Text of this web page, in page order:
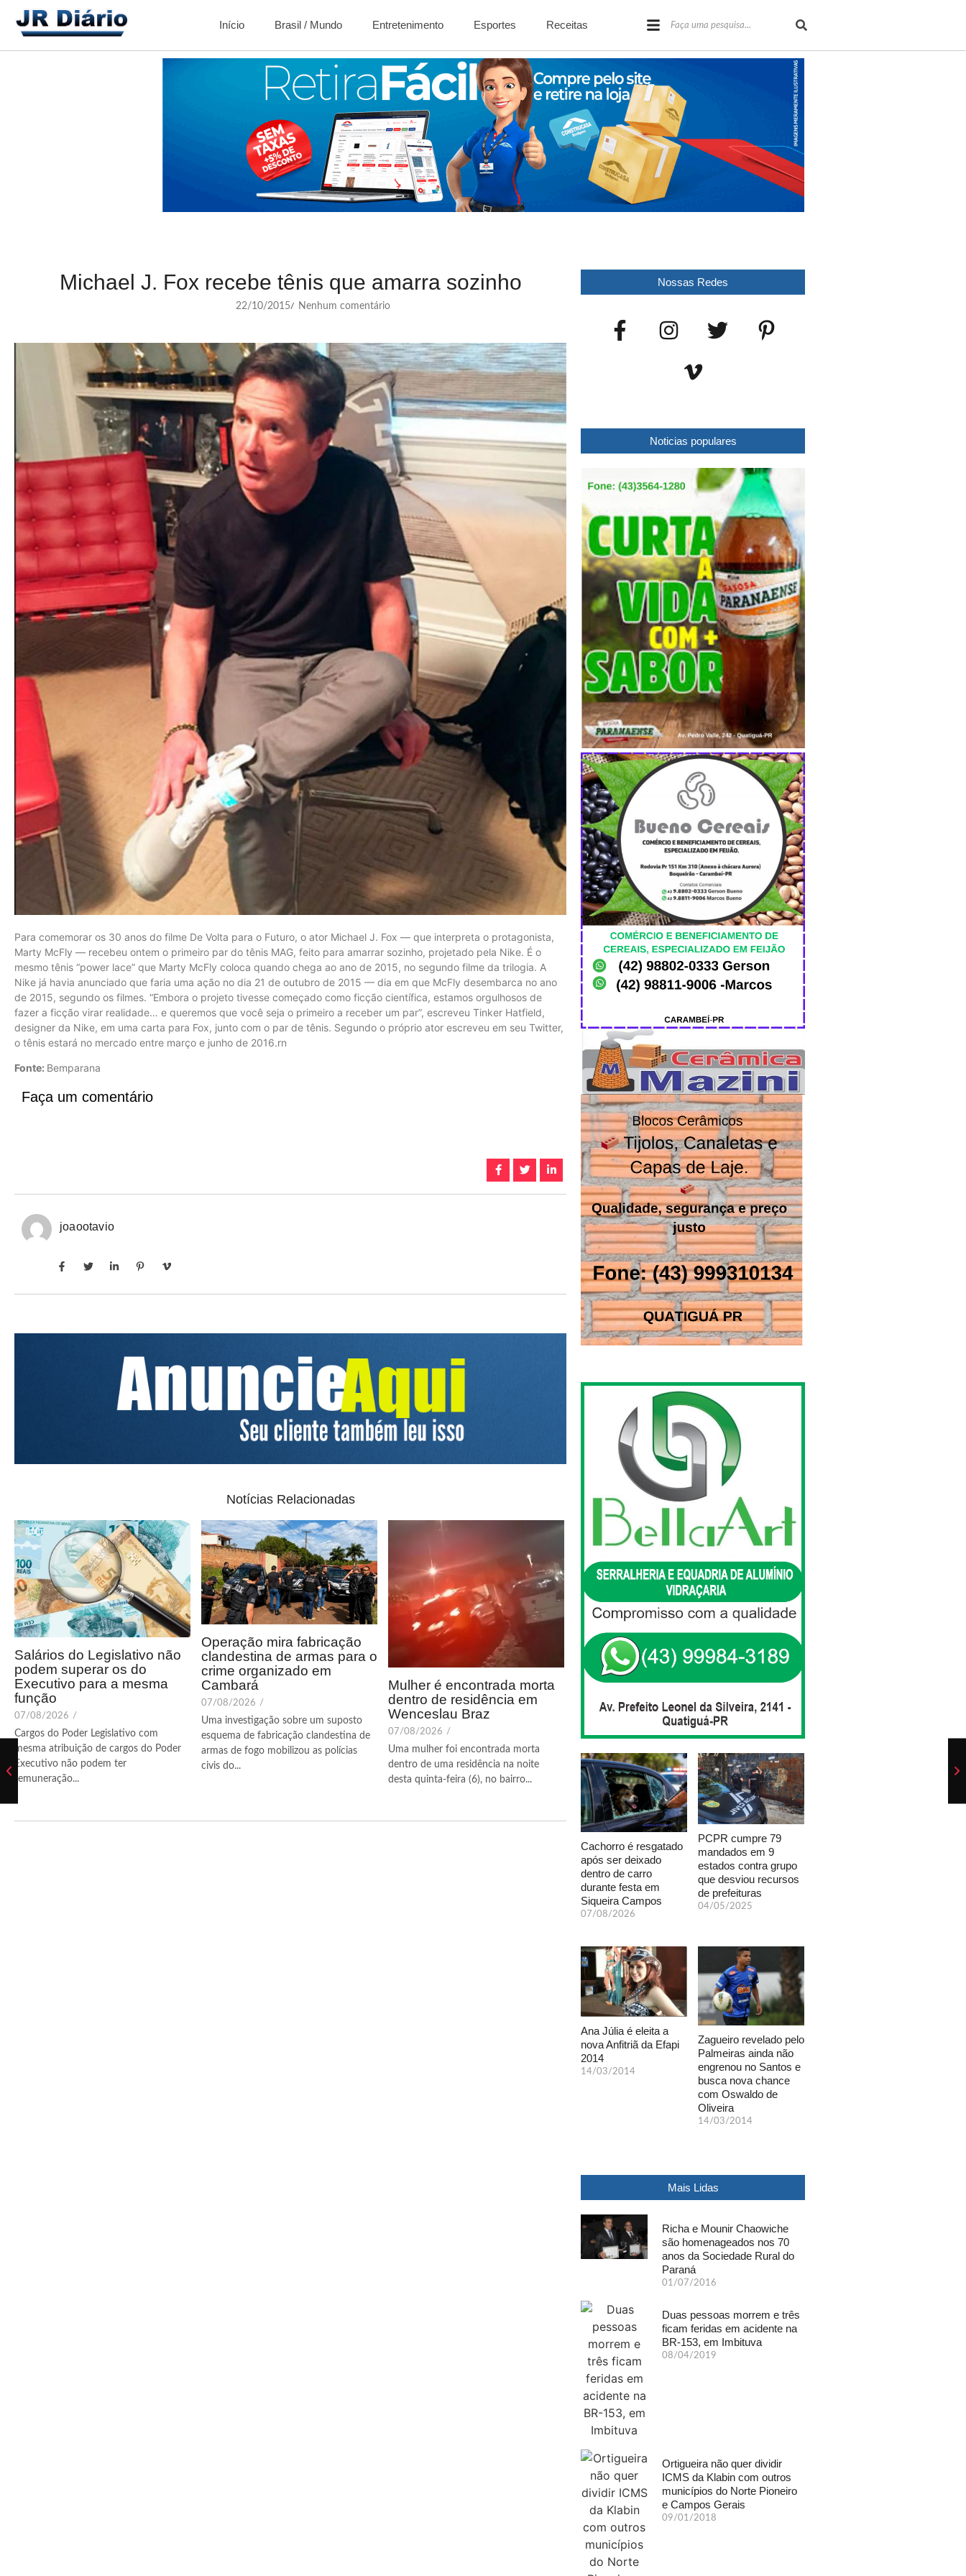
Início Brasil / Mundo Entretenimento Esportes Receitas
Michael J. Fox recebe tênis que amarra sozinho
22/10/2015/ Nenhum comentário
Para comemorar os 30 anos do filme De Volta para o Futuro, o ator Michael J. Fox — que interpreta o protagonista,
Marty McFly — recebeu ontem o primeiro par do tênis MAG, feito para amarrar sozinho, projetado pela Nike. É o
mesmo tênis “power lace” que Marty McFly coloca quando chega ao ano de 2015, no segundo filme da trilogia. A
Nike já havia anunciado que faria uma ação no dia 21 de outubro de 2015 — dia em que McFly desembarca no ano
de 2015, segundo os filmes. “Embora o projeto tivesse começado como ficção científica, estamos orgulhosos de
fazer a ficção virar realidade… e queremos que você seja o primeiro a receber um par”, escreveu Tinker Hatfield,
designer da Nike, em uma carta para Fox, junto com o par de tênis. Segundo o próprio ator escreveu em seu Twitter,
o tênis estará no mercado entre março e junho de 2016.rn
Fonte: Bemparana
Faça um comentário
joaootavio
Notícias Relacionadas
Salários do Legislativo não
podem superar os do
Executivo para a mesma
função
07/08/2026 /
Cargos do Poder Legislativo com
mesma atribuição de cargos do Poder
Executivo não podem ter
remuneração...
Operação mira fabricação
clandestina de armas para o
crime organizado em
Cambará
07/08/2026 /
Uma investigação sobre um suposto
esquema de fabricação clandestina de
armas de fogo mobilizou as polícias
civis do...
Mulher é encontrada morta
dentro de residência em
Wenceslau Braz
07/08/2026 /
Uma mulher foi encontrada morta
dentro de uma residência na noite
desta quinta-feira (6), no bairro...
Nossas Redes
Noticias populares
Cachorro é resgatado
após ser deixado
dentro de carro
durante festa em
Siqueira Campos
07/08/2026
PCPR cumpre 79
mandados em 9
estados contra grupo
que desviou recursos
de prefeituras
04/05/2025
Ana Júlia é eleita a
nova Anfitriã da Efapi
2014
14/03/2014
Zagueiro revelado pelo
Palmeiras ainda não
engrenou no Santos e
busca nova chance
com Oswaldo de
Oliveira
14/03/2014
Mais Lidas
Richa e Mounir Chaowiche
são homenageados nos 70
anos da Sociedade Rural do
Paraná
01/07/2016
Duas pessoas morrem e três
ficam feridas em acidente na
BR-153, em Imbituva
08/04/2019
Ortigueira não quer dividir
ICMS da Klabin com outros
municípios do Norte Pioneiro
e Campos Gerais
09/01/2018